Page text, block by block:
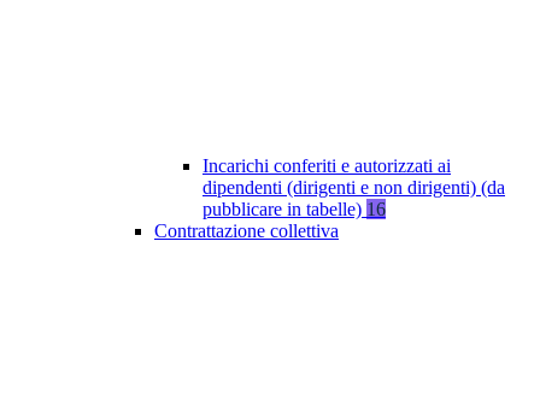
Incarichi conferiti e autorizzati ai
dipendenti (dirigenti e non dirigenti) (da
pubblicare in tabelle) 16
Contrattazione collettiva